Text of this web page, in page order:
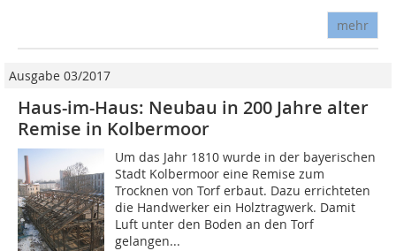
mehr
Ausgabe 03/2017
Haus-im-Haus: Neubau in 200 Jahre alter
Remise in Kolbermoor
Um das Jahr 1810 wurde in der bayerischen
Stadt Kolbermoor eine Remise zum
Trocknen von Torf erbaut. Dazu errichteten
die Handwerker ein Holztragwerk. Damit
Luft unter den Boden an den Torf
gelangen...